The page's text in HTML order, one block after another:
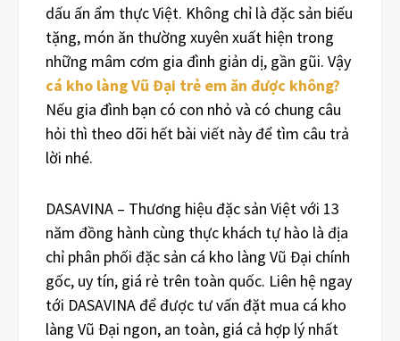
dấu ấn ẩm thực Việt. Không chỉ là đặc sản biếu
tặng, món ăn thường xuyên xuất hiện trong
những mâm cơm gia đình giản dị, gần gũi. Vậy
cá kho làng Vũ Đại trẻ em ăn được không?
Nếu gia đình bạn có con nhỏ và có chung câu
hỏi thì theo dõi hết bài viết này để tìm câu trả
lời nhé.
DASAVINA – Thương hiệu đặc sản Việt với 13
năm đồng hành cùng thực khách tự hào là địa
chỉ phân phối đặc sản cá kho làng Vũ Đại chính
gốc, uy tín, giá rẻ trên toàn quốc. Liên hệ ngay
tới DASAVINA để được tư vấn đặt mua cá kho
làng Vũ Đại ngon, an toàn, giá cả hợp lý nhất